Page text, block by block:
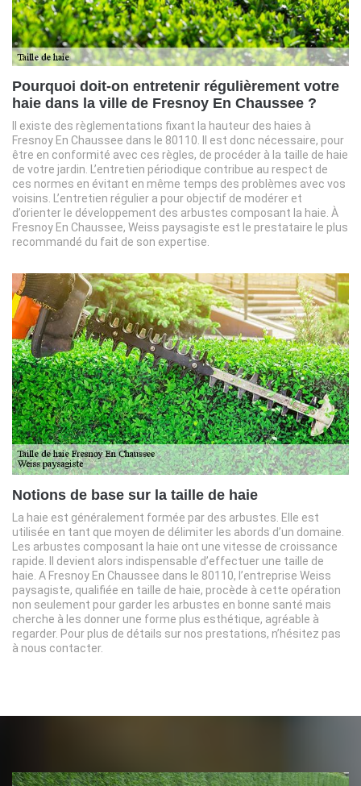
Pourquoi doit-on entretenir régulièrement votre
haie dans la ville de Fresnoy En Chaussee ?
Il existe des règlementations fixant la hauteur des haies à
Fresnoy En Chaussee dans le 80110. Il est donc nécessaire, pour
être en conformité avec ces règles, de procéder à la taille de haie
de votre jardin. L’entretien périodique contribue au respect de
ces normes en évitant en même temps des problèmes avec vos
voisins. L’entretien régulier a pour objectif de modérer et
d’orienter le développement des arbustes composant la haie. À
Fresnoy En Chaussee, Weiss paysagiste est le prestataire le plus
recommandé du fait de son expertise.
Notions de base sur la taille de haie
La haie est généralement formée par des arbustes. Elle est
utilisée en tant que moyen de délimiter les abords d’un domaine.
Les arbustes composant la haie ont une vitesse de croissance
rapide. Il devient alors indispensable d’effectuer une taille de
haie. A Fresnoy En Chaussee dans le 80110, l’entreprise Weiss
paysagiste, qualifiée en taille de haie, procède à cette opération
non seulement pour garder les arbustes en bonne santé mais
cherche à les donner une forme plus esthétique, agréable à
regarder. Pour plus de détails sur nos prestations, n’hésitez pas
à nous contacter.